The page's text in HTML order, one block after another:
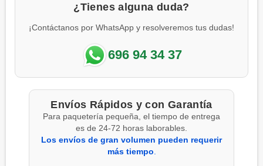
¿Tienes alguna duda?
¡Contáctanos por WhatsApp y resolveremos tus dudas!
696 94 34 37
Envíos Rápidos y con Garantía
Para paquetería pequeña, el tiempo de entrega
es de 24-72 horas laborables.
Los envíos de gran volumen pueden requerir
más tiempo